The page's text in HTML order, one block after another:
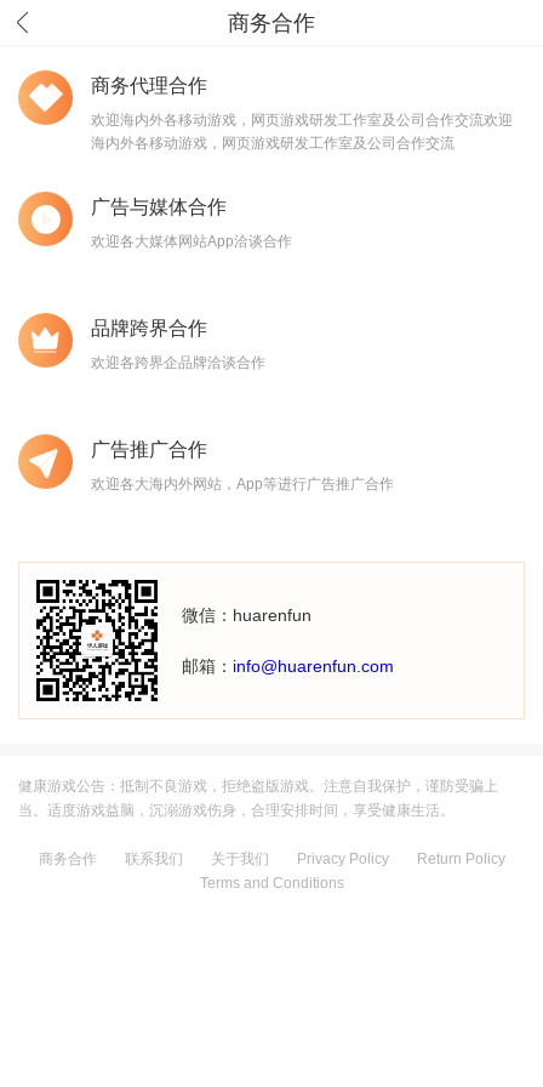
商务合作
商务代理合作
欢迎海内外各移动游戏，网页游戏研发工作室及公司合作交流欢迎
海内外各移动游戏，网页游戏研发工作室及公司合作交流
广告与媒体合作
欢迎各大媒体网站App洽谈合作
品牌跨界合作
欢迎各跨界企品牌洽谈合作
广告推广合作
欢迎各大海内外网站，App等进行广告推广合作
微信：huarenfun
邮箱： info@huarenfun.com
健康游戏公告：抵制不良游戏，拒绝盗版游戏。注意自我保护，谨防受骗上
当。适度游戏益脑，沉溺游戏伤身，合理安排时间，享受健康生活。
商务合作 联系我们 关于我们 Privacy Policy
Return Policy
Terms and Conditions